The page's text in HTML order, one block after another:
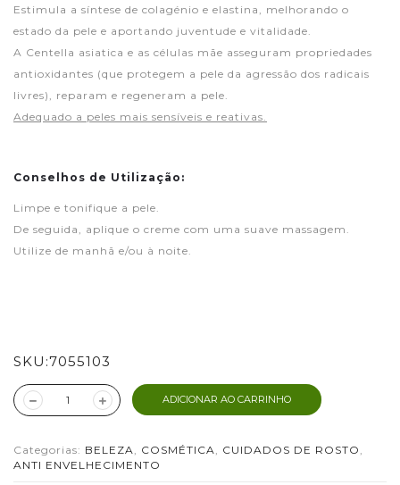
Estimula a síntese de colagénio e elastina, melhorando o
estado da pele e aportando juventude e vitalidade.
A Centella asiatica e as células mãe asseguram propriedades
antioxidantes (que protegem a pele da agressão dos radicais
livres), reparam e regeneram a pele.
Adequado a peles mais sensíveis e reativas.
Conselhos de Utilização:
Limpe e tonifique a pele.
De seguida, aplique o creme com uma suave massagem.
Utilize de manhã e/ou à noite.
SKU:7055103
ADICIONAR AO CARRINHO
Categorias: BELEZA, COSMÉTICA, CUIDADOS DE ROSTO ,
ANTI ENVELHECIMENTO